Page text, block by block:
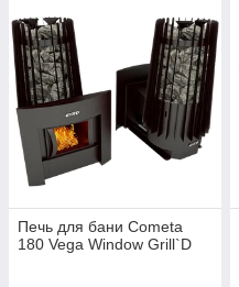
Печь для бани Cometa
180 Vega Window Grill`D